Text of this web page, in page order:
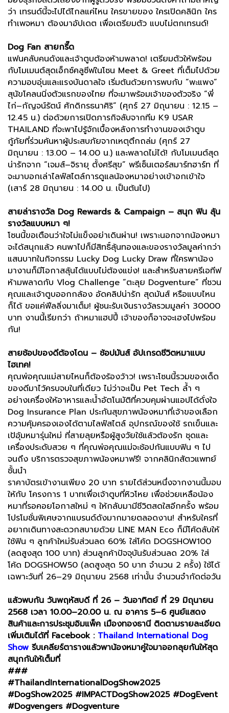
ว่า เทรนด์นี้จะไปได้ไกลแค่ไหน ใครขายของ ใครเปิดคลินิก ใคร
ทำเพจหมา ต้องมาอัปเดต เพื่อเตรียมตัว แบบไม่ตกเทรนด์!
Dog Fan สายกรี๊ด
แฟนคลับคนดังและเจ้าตูบต้องห้ามพลาด! เตรียมตัวให้พร้อม
กับโมเมนต์สุดเอ็กซ์คลูซีฟในโซน Meet & Greet ที่เต็มไปด้วย
ความอบอุ่นและแรงบันดาลใจ เริ่มต้นด้วยการพบกับ “พะแพง”
สุนัขโคลนนิ่งตัวแรกของไทย ที่จะมาพร้อมเจ้าของตัวจริง “พี่
ไก่–กัญจน์รัตน์ ศักดิกรธนาศิริ” (ศุกร์ 27 มิถุนายน : 12.15 –
12.45 น.) ต่อด้วยการเปิดภารกิจลับจากทีม K9 USAR
THAILAND ที่จะพาไปรู้จักเบื้องหลังการทำงานของเจ้าตูบ
กู้ภัยที่ร่วมค้นหาผู้ประสบภัยจากเหตุตึกถล่ม (ศุกร์ 27
มิถุนายน : 13.00 – 14.00 น.) และพลาดไม่ได้! กับโมเมนต์สุด
น่ารักจาก “เจมส์–จิรายุ ตั้งศรีสุข” พรีเซ็นเตอร์สมาร์ทฮาร์ท ที่
จะมาบอกเล่าไลฟ์สไตล์การดูแลน้องหมาอย่างเข้าอกเข้าใจ
(เสาร์ 28 มิถุนายน : 14.00 น. เป็นต้นไป)
สายล่ารางวัล Dog Rewards & Campaign – สนุก ฟิน ลุ้น
รางวัลแบบหมา ๆ!
โซนนี้ขอเตือนว่าใจไม่แข็งอย่าเดินผ่าน! เพราะนอกจากน้องหมา
จะได้สนุกแล้ว คนพาไปก็มีสิทธิ์ลุ้นทองและของรางวัลมูลค่ากว่า
แสนบาทในกิจกรรม Lucky Dog Lucky Draw ที่ใครพาน้อง
มางานก็มีโอกาสลุ้นได้แบบไม่ต้องแข่ง! และสำหรับสายครีเอทีฟ
ห้ามพลาดกับ Vlog Challenge “ตะลุย Dogventure” ที่ชวน
คุณและเจ้าตูบออกกล้อง อัดคลิปน่ารัก สุดมันส์ หรือแบบไหน
ก็ได้ ขอแค่ฟีลลิ่งมาเต็ม! ผู้ชนะรับเงินรางวัลรวมมูลค่า 30000
บาท งานนี้เรียกว่า ถ้าหมาแฮปปี้ เจ้าของก็อาจจะเฮงไปพร้อม
กัน!
สายช้อปของดีต้องโดน – ช้อปมันส์ อัปเกรดชีวิตหมาแบบ
ไฮเทค!
คุณพ่อคุณแม่สายไหนก็ต้องร้องว้าว! เพราะโซนนี้รวมของเด็ด
ของดีมาไว้ครบจบในที่เดียว ไม่ว่าจะเป็น Pet Tech ล้ำ ๆ
อย่างเครื่องให้อาหารและน้ำอัตโนมัติที่ควบคุมผ่านแอปได้ดั่งใจ
Dog Insurance Plan ประกันสุขภาพน้องหมาที่เจ้าของเลือก
ความคุ้มครองเองได้ตามไลฟ์สไตล์ อุปกรณ์ของใช้ รถเข็นและ
เป้อุ้มหมารุ่นใหม่ ที่สายลุยหรือผู้สูงวัยใช้แล้วต้องรัก ชุดและ
เครื่องประดับสวย ๆ ที่คุณพ่อคุณแม่จะช้อปกันแบบฟิน ๆ ไป
จนถึง บริการตรวจสุขภาพน้องหมาฟรี! จากคลินิกสัตวแพทย์
ชั้นนำ
ราคาบัตรเข้างานเพียง 20 บาท รายได้ส่วนหนึ่งจากงานนี้มอบ
ให้กับ โครงการ 1 บาทเพื่อเจ้าตูบที่หิวโหย เพื่อช่วยเหลือน้อง
หมาที่รอคอยโอกาสใหม่ ๆ ให้กลับมามีชีวิตสดใสอีกครั้ง พร้อม
โปรโมชั่นพิเศษจากแบรนด์ดังมากมายตลอดงาน! สำหรับใครที่
อยากเดินทางสะดวกสบายด้วย LINE MAN Eco ก็มีโค้ดลับให้
ใช้ฟิน ๆ ลูกค้าใหม่รับส่วนลด 60% ใส่โค้ด DOGSHOW100
(ลดสูงสุด 100 บาท) ส่วนลูกค้าปัจจุบันรับส่วนลด 20% ใส่
โค้ด DOGSHOW50 (ลดสูงสุด 50 บาท จำนวน 2 ครั้ง) ใช้ได้
เฉพาะวันที่ 26–29 มิถุนายน 2568 เท่านั้น จำนวนจำกัดต่อวัน
แล้วพบกัน วันพฤหัสบดี ที่ 26 – วันอาทิตย์ ที่ 29 มิถุนายน
2568 เวลา 10.00–20.00 น. ณ อาคาร 5–6 ศูนย์แสดง
สินค้าและการประชุมอิมแพ็ค เมืองทองธานี ติดตามรายละเอียด
เพิ่มเติมได้ที่ Facebook : Thailand International Dog
Show รีบเคลียร์ตารางแล้วพาน้องหมาคู่ใจมาออกลุยกันให้สุด
สนุกกันให้เต็มที่
###
#ThailandInternationalDogShow2025
#DogShow2025 #IMPACTDogShow2025 #DogEvent
#Dogvengers #Dogventure